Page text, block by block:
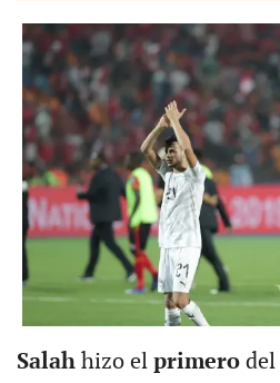
Salah hizo el primero del